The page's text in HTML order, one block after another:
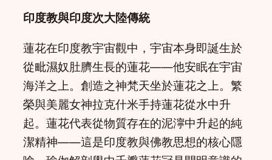
印度教與印度次大陸傳統
蓮花在印度教宇宙觀中，宇宙本身即誕生於
從毗濕奴肚臍生長的蓮花——他安眠在宇宙
海洋之上。創造之神梵天坐於蓮花之上。繁
榮與美麗女神拉克什米手持蓮花從水中升
起。蓮花代表從物質存在的泥濘中升起的純
潔精神——這是印度教與佛教思想的核心隱